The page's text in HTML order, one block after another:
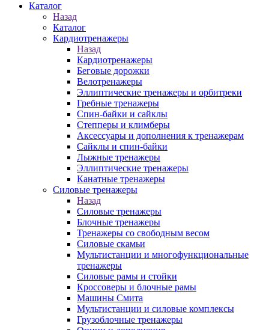
Каталог
Назад
Каталог
Кардиотренажеры
Назад
Кардиотренажеры
Беговые дорожки
Велотренажеры
Эллиптические тренажеры и орбитреки
Гребные тренажеры
Спин-байки и сайклы
Степперы и климберы
Аксессуары и дополнения к тренажерам
Сайклы и спин-байки
Лыжные тренажеры
Эллиптические тренажеры
Канатные тренажеры
Силовые тренажеры
Назад
Силовые тренажеры
Блочные тренажеры
Тренажеры со свободным весом
Силовые скамьи
Мультистанции и многофункциональные
тренажеры
Силовые рамы и стойки
Кроссоверы и блочные рамы
Машины Смита
Мультистанции и силовые комплексы
Грузоблочные тренажеры